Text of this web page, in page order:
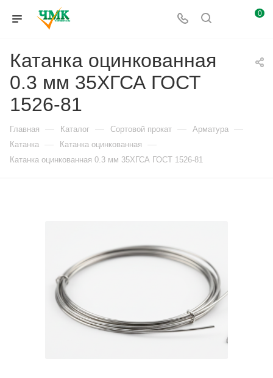
0
Катанка оцинкованная
0.3 мм 35ХГСА ГОСТ
1526-81
Главная — Каталог — Сортовой прокат — Арматура —
Катанка — Катанка оцинкованная —
Катанка оцинкованная 0.3 мм 35ХГСА ГОСТ 1526-81